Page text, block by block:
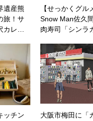
遺産熊
旅！サ
カレ…
【せっかくグル
Snow Man佐久
肉寿司「シンラ
ッチン
大阪市梅田に「